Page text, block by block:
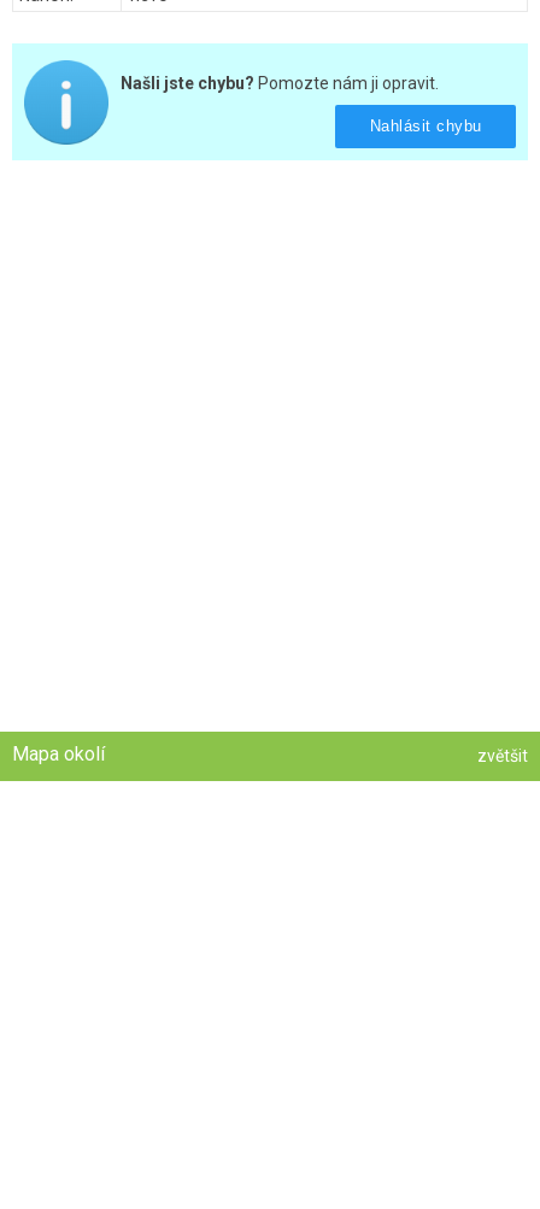
Našli jste chybu? Pomozte nám ji opravit.
Nahlásit chybu
Mapa okolí zvětšit